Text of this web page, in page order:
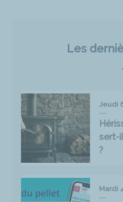
Les
Jeudi
sert-
?
Mardi